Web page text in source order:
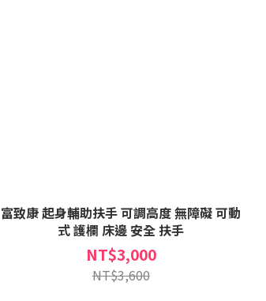
富致康 起身輔助扶手 可調高度 無障礙 可動
式 護欄 床邊 安全 扶手
NT$3,000
NT$3,600